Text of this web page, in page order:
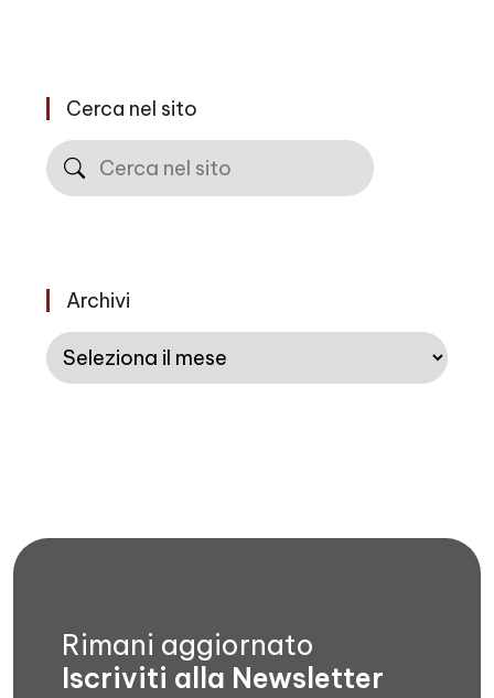
Cerca nel sito
Cerca
Archivi
Archivi
Rimani aggiornato
Iscriviti alla Newsletter